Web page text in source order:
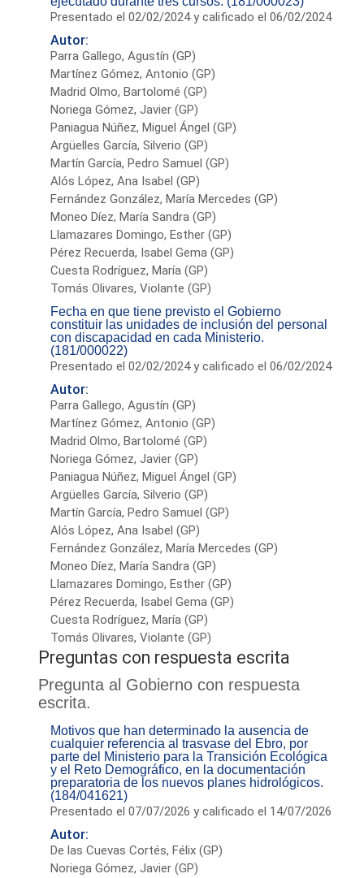
Presentado el 02/02/2024 y calificado el 06/02/2024
Autor:
Parra Gallego, Agustín (GP)
Martínez Gómez, Antonio (GP)
Madrid Olmo, Bartolomé (GP)
Noriega Gómez, Javier (GP)
Paniagua Núñez, Miguel Ángel (GP)
Argüelles García, Silverio (GP)
Martín García, Pedro Samuel (GP)
Alós López, Ana Isabel (GP)
Fernández González, María Mercedes (GP)
Moneo Díez, María Sandra (GP)
Llamazares Domingo, Esther (GP)
Pérez Recuerda, Isabel Gema (GP)
Cuesta Rodríguez, María (GP)
Tomás Olivares, Violante (GP)
Fecha en que tiene previsto el Gobierno
constituir las unidades de inclusión del personal
con discapacidad en cada Ministerio.
(181/000022)
Presentado el 02/02/2024 y calificado el 06/02/2024
Autor:
Parra Gallego, Agustín (GP)
Martínez Gómez, Antonio (GP)
Madrid Olmo, Bartolomé (GP)
Noriega Gómez, Javier (GP)
Paniagua Núñez, Miguel Ángel (GP)
Argüelles García, Silverio (GP)
Martín García, Pedro Samuel (GP)
Alós López, Ana Isabel (GP)
Fernández González, María Mercedes (GP)
Moneo Díez, María Sandra (GP)
Llamazares Domingo, Esther (GP)
Pérez Recuerda, Isabel Gema (GP)
Cuesta Rodríguez, María (GP)
Tomás Olivares, Violante (GP)
Preguntas con respuesta escrita
Pregunta al Gobierno con respuesta
escrita.
Motivos que han determinado la ausencia de
cualquier referencia al trasvase del Ebro, por
parte del Ministerio para la Transición Ecológica
y el Reto Demográfico, en la documentación
preparatoria de los nuevos planes hidrológicos.
(184/041621)
Presentado el 07/07/2026 y calificado el 14/07/2026
Autor:
De las Cuevas Cortés, Félix (GP)
Noriega Gómez, Javier (GP)